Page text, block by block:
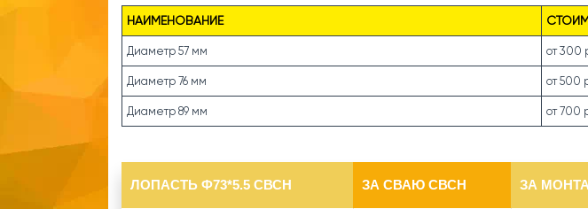
НАИМЕНОВАНИЕ
Диаметр 57 мм от 300
Диаметр 76 мм от 500
Диаметр 89 мм от 700
ЛОПАСТЬ Ф73*5.5 СВСН ЗА СВАЮ СВСН ЗА